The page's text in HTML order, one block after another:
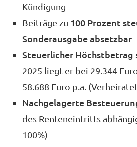
Kündigung
Beiträge zu 100 Prozent
Sonderausgabe absetzbar
Steuerlicher
2025 liegt er bei 29.344
58.688 Euro p.a.
Nachgelagerte
des Renteneintritts
100%)